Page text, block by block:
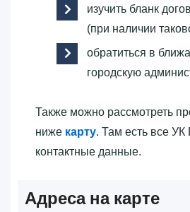
изучить бланк
(при наличии
обратиться в
городскую
Также можно рассмотреть
ниже карту. Там есть все УК
контактные данные.
Адреса на карте